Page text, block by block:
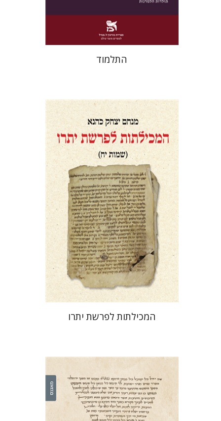
$42
$38
התלמוד
מנחם יצחק כהנא
הנחת אתר ספר מודפס
$46
$41
המכילתות לפרשת יתרו
לייב מוסקוביץ